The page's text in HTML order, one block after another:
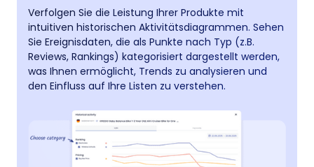
Verfolgen Sie die Leistung Ihrer Produkte mit
intuitiven historischen Aktivitätsdiagrammen. Sehen
Sie Ereignisdaten, die als Punkte nach Typ (z.B.
Reviews, Rankings) kategorisiert dargestellt werden,
was Ihnen ermöglicht, Trends zu analysieren und
den Einfluss auf Ihre Listen zu verstehen.